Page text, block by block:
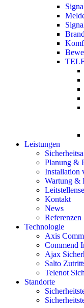
Leistungen
Planung &
Installation
Wartung &
Kontakt
News
Referenzen
Technologie
Axis
Commend
Ajax
Salto
Telenot
Standorte